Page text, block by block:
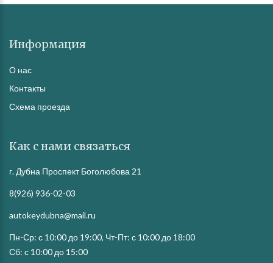
Информация
О нас
Контакты
Схема проезда
Как с нами связаться
г. Дубна Проспект Боголюбова 21
8(926) 936-02-03
autokeydubna@mail.ru
Пн-Ср: с 10:00 до 19:00, Чт-Пт: с 10:00 до 18:00
Сб: с 10:00 до 15:00